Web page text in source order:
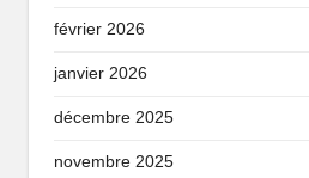
février 2026
janvier 2026
décembre 2025
novembre 2025